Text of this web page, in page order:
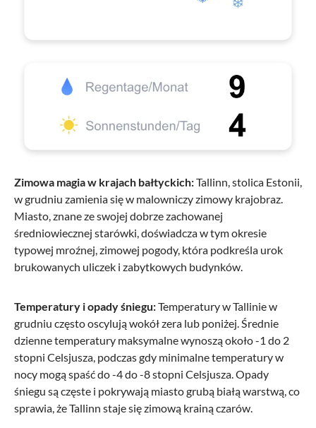
Zimowa magia w krajach bałtyckich:Tallinn, stolica Estonii,
w grudniu zamienia się w malowniczy zimowy krajobraz.
Miasto, znane ze swojej dobrze zachowanej
średniowiecznej starówki, doświadcza w tym okresie
typowej mroźnej, zimowej pogody, która podkreśla urok
brukowanych uliczek i zabytkowych budynków.
Temperatury i opady śniegu:Temperatury w Tallinie w
grudniu często oscylują wokół zera lub poniżej. Średnie
dzienne temperatury maksymalne wynoszą około -1 do 2
stopni Celsjusza, podczas gdy minimalne temperatury w
nocy mogą spaść do -4 do -8 stopni Celsjusza. Opady
śniegu są częste i pokrywają miasto grubą białą warstwą, co
sprawia, że Tallinn staje się zimową krainą czarów.